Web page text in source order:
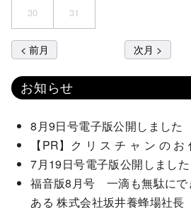
30 31
< 前月 次月 >
お知らせ
8月9日号電子版公開しました
【PR】ク リ ス チ ャ ン の お
7月19日号電子版公開しました
福音版8月号 一滴も無駄にで
ある 株式会社坂井養蜂場社